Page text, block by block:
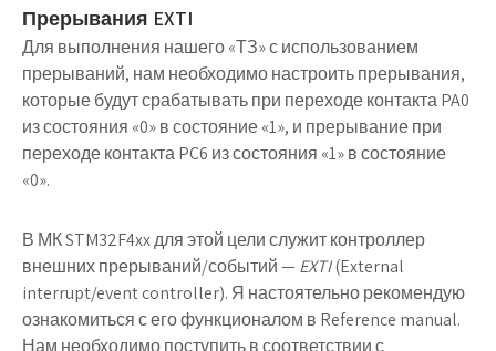
Прерывания EXTI
Для выполнения нашего «ТЗ» с использованием
прерываний, нам необходимо настроить прерывания,
которые будут срабатывать при переходе контакта PA0
из состояния «0» в состояние «1», и прерывание при
переходе контакта PC6 из состояния «1» в состояние
«0».
В МК STM32F4xx для этой цели служит контроллер
внешних прерываний/событий — EXTI(External
interrupt/event controller). Я настоятельно рекомендую
ознакомиться с его функционалом в Reference manual.
Нам необходимо поступить в соответствии с